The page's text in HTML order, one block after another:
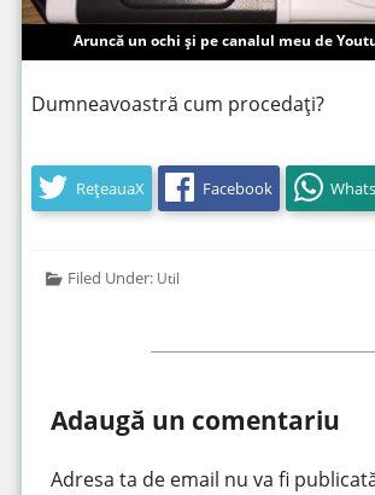
Aruncă un ochi și pe canalul meu de
Dumneavoastră cum procedați?
RețeauaX Facebook
Filed Under: Util
Adaugă un comentariu
Adresa ta de email nu va fi